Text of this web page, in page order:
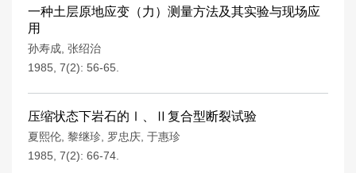
一种土层原地应变（力）测量方法及其实验与现场应
用
孙寿成 张绍治
1985, 7(2): 56-65.
压缩状态下岩石的Ⅰ、Ⅱ复合型断裂试验
夏熙伦 黎继珍 罗忠庆 于惠珍
1985, 7(2): 66-74.